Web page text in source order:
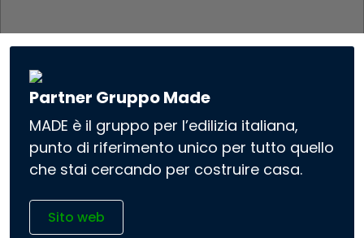
Partner Gruppo Made
MADE è il gruppo per l’edilizia italiana,
punto di riferimento unico per tutto quello
che stai cercando per costruire casa.
Sito web